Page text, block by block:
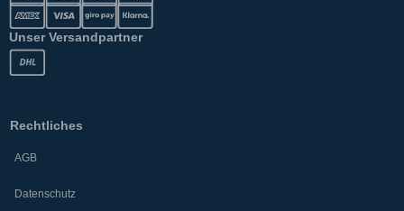
Unser Versandpartner
Rechtliches
AGB
Datenschutz